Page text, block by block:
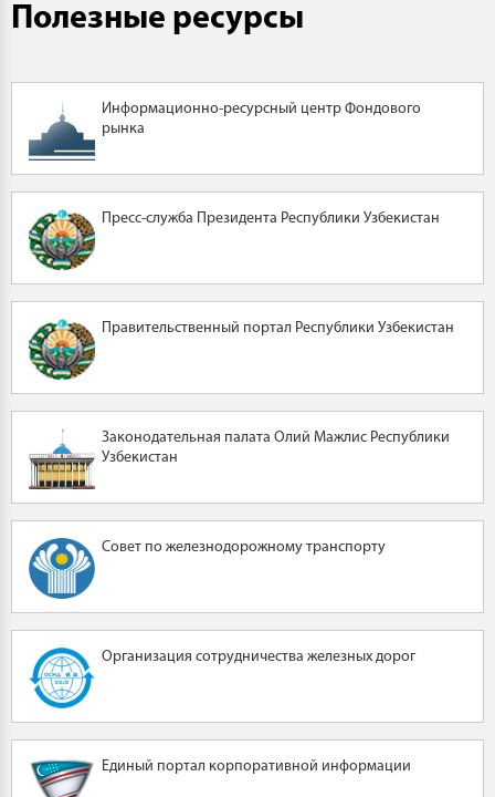
Полезные ресурсы
Информационно-ресурсный центр Фондового
рынка
Пресс-служба Президента Республики Узбекистан
Правительственный портал Республики Узбекистан
Законодательная палата Олий Мажлис Республики
Узбекистан
Совет по железнодорожному транспорту
Организация сотрудничества железных дорог
Единый портал корпоративной информации